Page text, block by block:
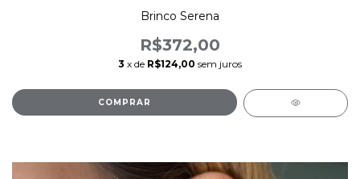
Brinco Serena
R$372,00
3 x de R$124,00 sem juros
COMPRAR